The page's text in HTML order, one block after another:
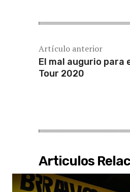
Artículo anterior
El mal augurio para
Tour 2020
Articulos